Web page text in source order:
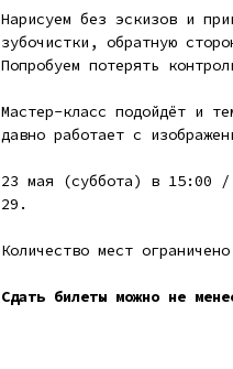
Нарисуем без эскизов и
зубочистки, обратную
Попробуем потерять
Мастер-класс подойдёт и
давно работает с
23 мая (суббота) в 15:00 /
29.
Количество мест
Сдать билеты можно не